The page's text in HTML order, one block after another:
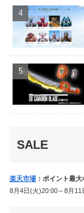
SALE
楽天市場 ：ポイント最
8月4日(火)20:00～8月11